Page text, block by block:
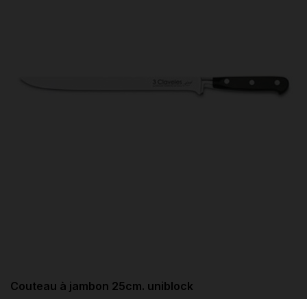
Couteau à jambon 25cm. uniblock